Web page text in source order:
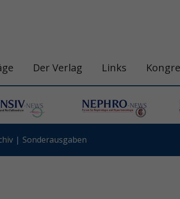
Der Verlag Links
Sonderausgaben